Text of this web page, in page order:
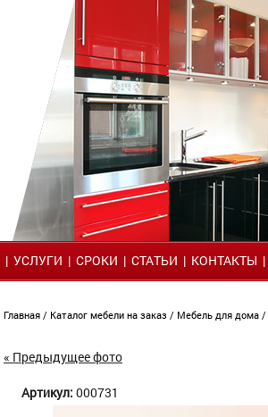
| УСЛУГИ | СРОКИ | СТАТЬИ | КОНТАКТЫ |
Главная / Каталог мебели на заказ / Мебель для дома /
« Предыдущее фото
Артикул: 000731